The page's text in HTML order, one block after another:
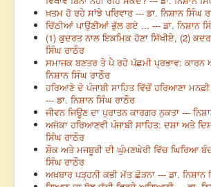
ਖ਼ਤਮ ਹੋ ਰਹੇ ਸਾਂਝੇ ਪਰਿਵਾਰ --- ਡਾ. ਨਿਸ਼ਾਨ ਸਿੰਘ
ਚਿੱਠੀਆਂ ਪਾਉਣੀਆਂ ਭੁੱਲ ਗਏ ... --- ਡਾ. ਨਿਸ਼ਾਨ
(1) ਕੁਦਰਤ ਨਾਲ ਇਕਮਿਕ ਹੋਣਾ ਸਿੱਖੀਏ, (2)
ਸਿੰਘ ਰਾਠੌਰ
ਸਮਾਜਕ ਬਣਤਰ ਤੇ ਪੈ ਰਹੇ ਪੱਛਮੀ ਪ੍ਰਭਾਵ: ਕਾਰਨ
ਨਿਸ਼ਾਨ ਸਿੰਘ ਰਾਠੌਰ
ਹਰਿਆਣੇ ਦੇ ਪੰਜਾਬੀ ਸਾਹਿਤ ਵਿੱਚੋਂ ਹਰਿਆਣਾ ਮਨਫ਼ੀ
--- ਡਾ. ਨਿਸ਼ਾਨ ਸਿੰਘ ਰਾਠੌਰ
ਜੀਵਨ ਜਿਊਣ ਦਾ ਪੁਰਾਤਨ ਕਾਰਗਰ ਨੁਕਤਾ ---
ਅਜੋਕਾ ਹਰਿਆਣਵੀ ਪੰਜਾਬੀ ਸਾਹਿਤ: ਦਸ਼ਾ ਅਤੇ
ਸਿੰਘ ਰਾਠੌਰ
ਸ਼ੌਕ ਅਤੇ ਮਜਬੂਰੀ ਦੀ ਘੁੰਮਣਘੇਰੀ ਵਿੱਚ ਘਿਰਿਆ
ਸਿੰਘ ਰਾਠੌਰ
ਅਖ਼ਬਾਰ ਪੜ੍ਹਨੀ ਕਭੀ ਮੱਤ ਛੋੜਨਾ --- ਡਾ. ਨਿਸ਼ਾਨ